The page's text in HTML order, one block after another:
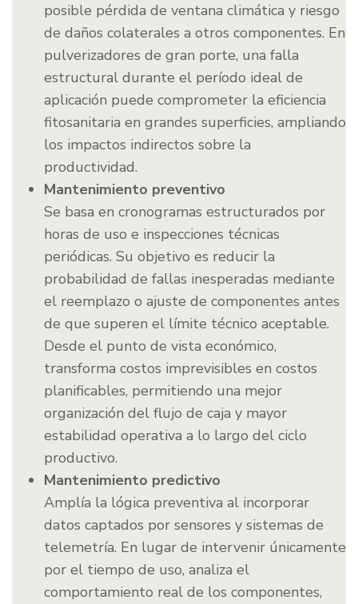
posible pérdida de ventana climática y riesgo
de daños colaterales a otros componentes. En
pulverizadores de gran porte, una falla
estructural durante el período ideal de
aplicación puede comprometer la eficiencia
fitosanitaria en grandes superficies, ampliando
los impactos indirectos sobre la
productividad.
Mantenimiento preventivo
Se basa en cronogramas estructurados por
horas de uso e inspecciones técnicas
periódicas. Su objetivo es reducir la
probabilidad de fallas inesperadas mediante
el reemplazo o ajuste de componentes antes
de que superen el límite técnico aceptable.
Desde el punto de vista económico,
transforma costos imprevisibles en costos
planificables, permitiendo una mejor
organización del flujo de caja y mayor
estabilidad operativa a lo largo del ciclo
productivo.
Mantenimiento predictivo
Amplía la lógica preventiva al incorporar
datos captados por sensores y sistemas de
telemetría. En lugar de intervenir únicamente
por el tiempo de uso, analiza el
comportamiento real de los componentes,